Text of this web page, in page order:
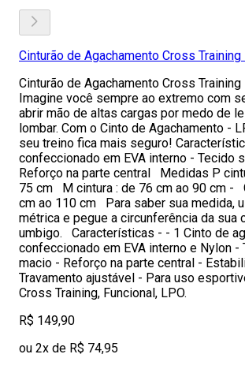
Cinturão de Agachamento Cross
Cinturão de Agachamento Cross
Imagine você sempre ao extremo com
abrir mão de altas cargas por medo de
lombar. Com o Cinto de Agachamento -
seu treino fica mais seguro!
confeccionado em EVA interno - Tecido
Reforço na parte central Medidas P
75 cm M cintura : de 76 cm ao 90 cm -
cm ao 110 cm Para saber sua medida,
métrica e pegue a circunferência da sua
umbigo. Características - - 1 Cinto de
confeccionado em EVA interno e Nylon
macio - Reforço na parte central -
Travamento ajustável - Para uso
Cross Training, Funcional, LPO.
R$ 149,90
ou 2x de R$ 74,95